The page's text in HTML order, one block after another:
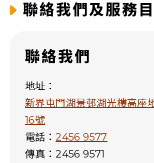
聯絡我們及服務
聯絡我們
地址：
新界屯門湖景邨湖光樓高座
16號
電話： 2456 9577
傳真：2456 9571
同為世界添笑臉
曲/編曲：郭蓋愆 監製：譚